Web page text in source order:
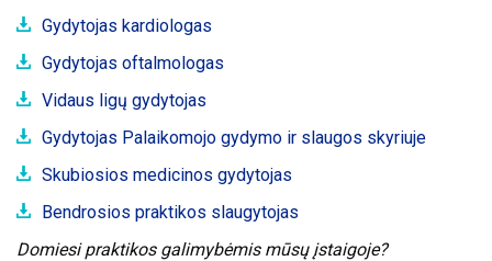
Gydytojas kardiologas
Gydytojas oftalmologas
Vidaus ligų gydytojas
Gydytojas Palaikomojo gydymo ir slaugos skyriuje
Skubiosios medicinos gydytojas
Bendrosios praktikos slaugytojas
Domiesi praktikos galimybėmis mūsų įstaigoje?